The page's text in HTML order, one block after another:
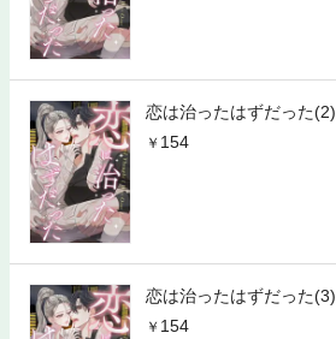
恋は治ったはずだった(2)
154
恋は治ったはずだった(3)
154